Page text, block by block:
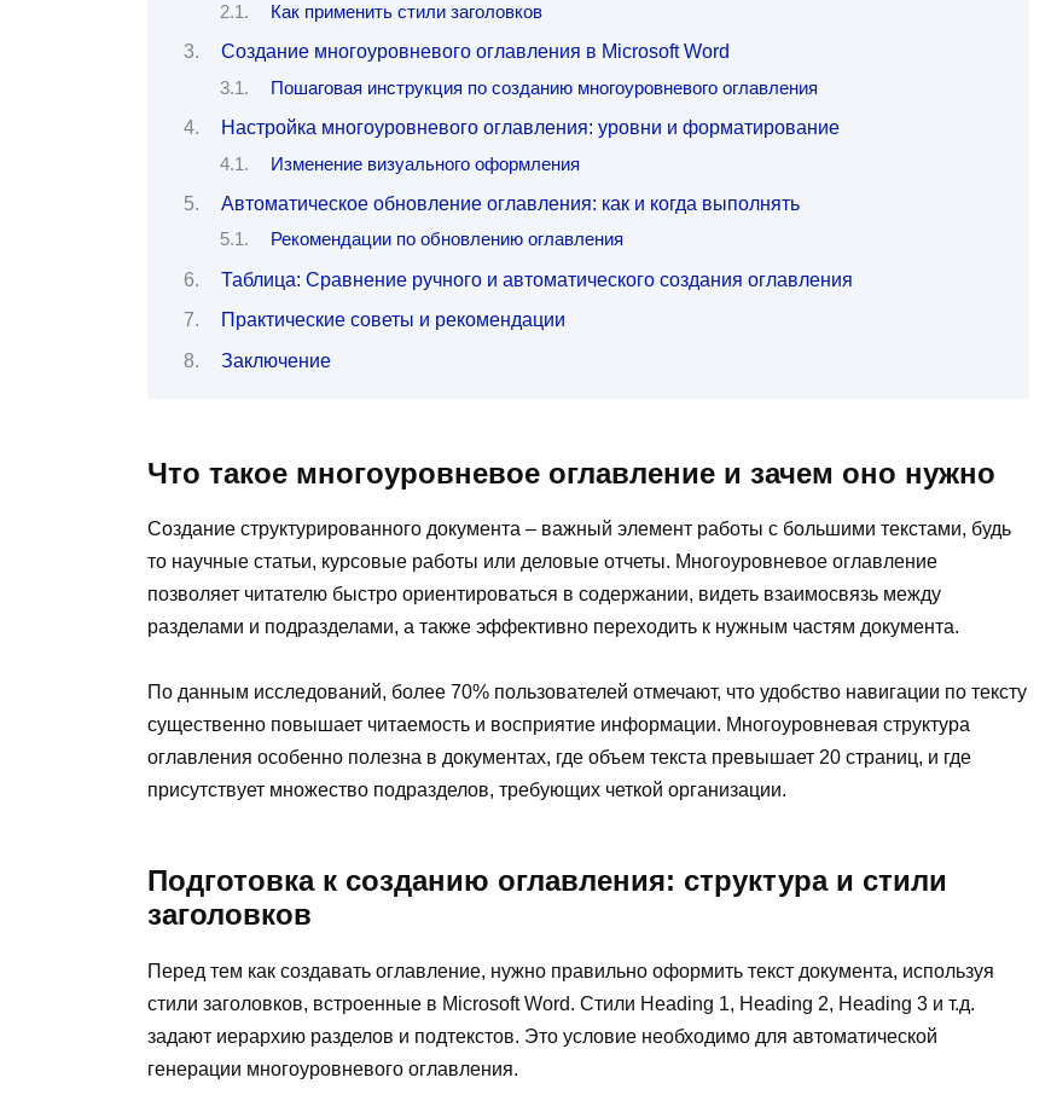
Как применить стили заголовков
Создание многоуровневого оглавления в Microsoft Word
Пошаговая инструкция по созданию многоуровневого оглавления
Настройка многоуровневого оглавления: уровни и форматирование
Изменение визуального оформления
Автоматическое обновление оглавления: как и когда выполнять
Рекомендации по обновлению оглавления
Таблица: Сравнение ручного и автоматического создания оглавления
Практические советы и рекомендации
Заключение
Что такое многоуровневое оглавление и зачем оно нужно
Создание структурированного документа – важный элемент работы с большими текстами, будь
то научные статьи, курсовые работы или деловые отчеты. Многоуровневое оглавление
позволяет читателю быстро ориентироваться в содержании, видеть взаимосвязь между
разделами и подразделами, а также эффективно переходить к нужным частям документа.
По данным исследований, более 70% пользователей отмечают, что удобство навигации по тексту
существенно повышает читаемость и восприятие информации. Многоуровневая структура
оглавления особенно полезна в документах, где объем текста превышает 20 страниц, и где
присутствует множество подразделов, требующих четкой организации.
Подготовка к созданию оглавления: структура и стили
заголовков
Перед тем как создавать оглавление, нужно правильно оформить текст документа, используя
стили заголовков, встроенные в Microsoft Word. Стили Heading 1, Heading 2, Heading 3 и т.д.
задают иерархию разделов и подтекстов. Это условие необходимо для автоматической
генерации многоуровневого оглавления.